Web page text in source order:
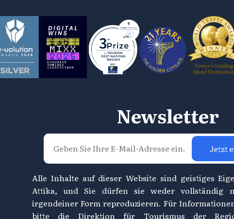
Newsletter
Jetzt
Alle Inhalte auf dieser Website sind geistiges
Attika, und Sie dürfen sie weder vollständig
irgendeiner Form reproduzieren. Für
bitte die Direktion für Tourismus der